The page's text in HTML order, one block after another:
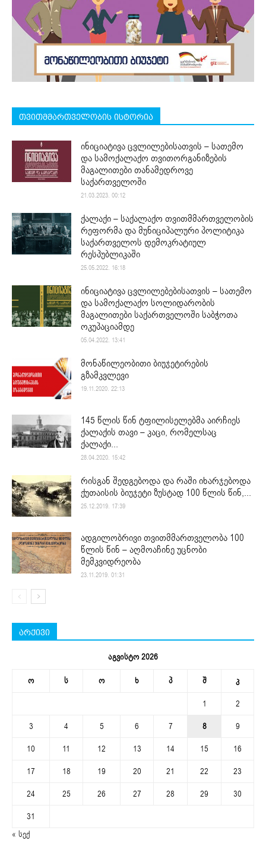
თვითმმართველობის ისტორია
ინიციატივა ცვლილებისათვის – სათემო
და სამოქალაქო თვითორგანიზების
მაგალითები თანამედროვე
საქართველოში
21.03.2023. 00:12
ქალაქი – საქალაქო თვითმმართველობის
რეფორმა და მუნიციპალური პოლიტიკა
საქართველოს დემოკრატიულ
რესპუბლიკაში
25.05.2022. 16:18
ინიციატივა ცვლილებებისათვის – სათემო
და სამოქალაქო სოლიდარობის
მაგალითები საქართველოში საბჭოთა
ოკუპაციამდე
05.04.2022. 13:41
მონაწილეობითი ბიუჯეტირების
გზამკვლევი
19.11.2020. 22:13
145 წლის წინ ტფილისელებმა აირჩიეს
ქალაქის თავი – კაცი, რომელსაც
ქალაქი...
28.04.2020. 15:42
რისგან შედგებოდა და რაში იხარჯებოდა
ქუთაისის ბიუჯეტი ზუსტად 100 წლის წინ,...
25.12.2019. 17:39
ადგილობრივი თვითმმართველობა 100
წლის წინ – აღმოაჩინე უცნობი
მემკვიდრეობა
23.11.2019. 01:31
არქივი
აგვისტო 2026
ო ს ო ხ პ შ კ
1
2
3
4 5 6 7 8
9
10
11 12 13 14 15
16
17
18 19 20 21 22
23
24
25 26 27 28 29
30
31
« სექ